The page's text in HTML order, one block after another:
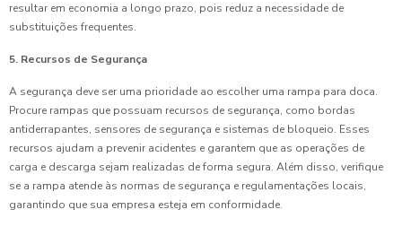
resultar em economia a longo prazo, pois reduz a necessidade de
substituições frequentes.
5. Recursos de Segurança
A segurança deve ser uma prioridade ao escolher uma rampa para doca.
Procure rampas que possuam recursos de segurança, como bordas
antiderrapantes, sensores de segurança e sistemas de bloqueio. Esses
recursos ajudam a prevenir acidentes e garantem que as operações de
carga e descarga sejam realizadas de forma segura. Além disso, verifique
se a rampa atende às normas de segurança e regulamentações locais,
garantindo que sua empresa esteja em conformidade.